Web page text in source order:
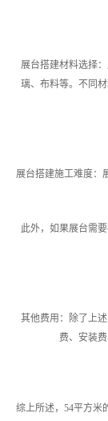
展台搭建材料选择
璃、布料等。不同
展台搭建施工难度：
此外，如果展台需
其他费用：除了上
费、安装
综上所述，54平方米